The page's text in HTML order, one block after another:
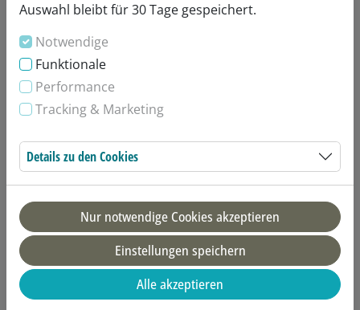
Auswahl bleibt für 30 Tage gespeichert.
Notwendige
Funktionale
Performance
Tracking & Marketing
Details zu den Cookies
Nur notwendige Cookies akzeptieren
Einstellungen speichern
Alle akzeptieren